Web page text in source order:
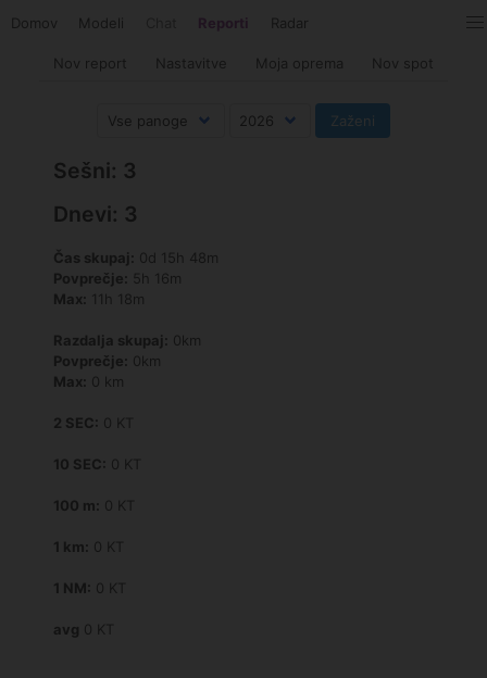
Domov Modeli Reporti Radar
Nov report Nastavitve Moja oprema Nov spot
Sešni: 3
Dnevi: 3
Čas skupaj: 0d 15h 48m
Povprečje: 5h 16m
Max: 11h 18m
Razdalja skupaj: 0km
Povprečje: 0km
Max: 0 km
2 SEC: 0 KT
10 SEC: 0 KT
100 m: 0 KT
1 km: 0 KT
1 NM: 0 KT
avg 0 KT